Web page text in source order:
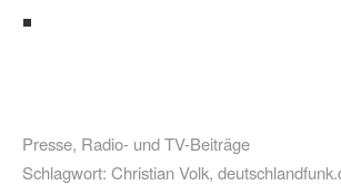
Presse, Radio- und TV-Beiträge
Schlagwort: Christian Volk,